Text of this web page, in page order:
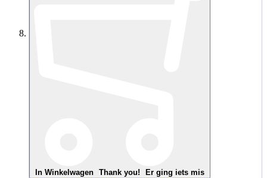
In Winkelwagen Thank you! Er ging iets mis